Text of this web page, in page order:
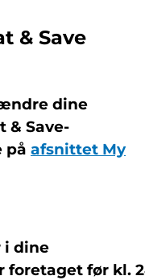
& Save
dine
& Save-
på afsnittet My
i dine
før kl.